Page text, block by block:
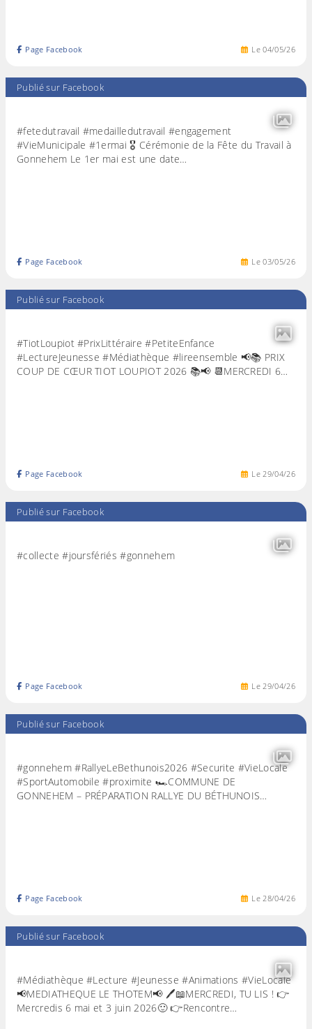
Le04/05/26
Page Facebook
Publié sur Facebook
#fetedutravail #medailledutravail #engagement
#VieMunicipale #1ermai 🎖️ Cérémonie de la Fête du Travail à
Gonnehem Le 1er mai est une date…
Le03/05/26
Page Facebook
Publié sur Facebook
#TiotLoupiot #PrixLittéraire #PetiteEnfance
#LectureJeunesse #Médiathèque #lireensemble 📢📚 PRIX
COUP DE CŒUR TIOT LOUPIOT 2026 📚📢 📆MERCREDI 6…
Le29/04/26
Page Facebook
Publié sur Facebook
#collecte #joursfériés #gonnehem
Le29/04/26
Page Facebook
Publié sur Facebook
#gonnehem #RallyeLeBethunois2026 #Securite #VieLocale
#SportAutomobile #proximite 🏎️COMMUNE DE
GONNEHEM – PRÉPARATION RALLYE DU BÉTHUNOIS…
Le28/04/26
Page Facebook
Publié sur Facebook
#Médiathèque #Lecture #Jeunesse #Animations #VieLocale
📢MEDIATHEQUE LE THOTEM📢 🖊📖MERCREDI, TU LIS ! 👉
Mercredis 6 mai et 3 juin 2026🙂 👉Rencontre…